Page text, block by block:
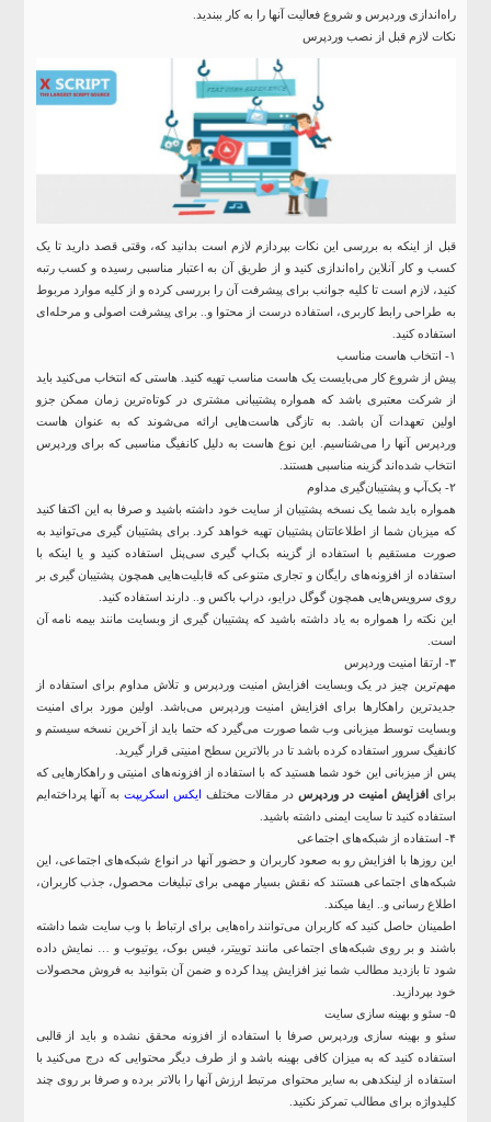
راه‌اندازی وردپرس و شروع فعالیت آنها را به کار ببندید.
نکات لازم قبل از نصب وردپرس
قبل از اینکه به بررسی این نکات بپردازم لازم است بدانید که، وقتی قصد دارید تا یک
کسب و کار آنلاین راه‌اندازی کنید و از طریق آن به اعتبار مناسبی رسیده و کسب رتبه
کنید، لازم است تا کلیه جوانب برای پیشرفت آن را بررسی کرده و از کلیه موارد مربوط
به طراحی رابط کاربری، استفاده درست از محتوا و.. برای پیشرفت اصولی و مرحله‌ای
استفاده کنید.
۱- انتخاب هاست مناسب
پیش از شروع کار می‌بایست یک هاست مناسب تهیه کنید. هاستی که انتخاب می‌کنید باید
از شرکت معتبری باشد که همواره پشتیبانی مشتری در کوتاه‌ترین زمان ممکن جزو
اولین تعهدات آن باشد. به تازگی هاست‌هایی ارائه می‌شوند که به عنوان هاست
وردپرس آنها را می‌شناسیم. این نوع هاست به دلیل کانفیگ مناسبی که برای وردپرس
انتخاب شده‌اند گزینه مناسبی هستند.
۲- بک‌آپ و پشتیبان‌گیری مداوم
همواره باید شما یک نسخه پشتیبان از سایت خود داشته باشید و صرفا به این اکتفا کنید
که میزبان شما از اطلاعاتتان پشتیبان تهیه خواهد کرد. برای پشتیبان گیری می‌توانید به
صورت مستقیم با استفاده از گزینه بک‌اپ گیری سی‌پنل استفاده کنید و یا اینکه با
استفاده از افزونه‌های رایگان و تجاری متنوعی که قابلیت‌هایی همچون پشتیبان گیری بر
روی سرویس‌هایی همچون گوگل درایو، دراپ باکس و.. دارند استفاده کنید.
این نکته را همواره به یاد داشته باشید که پشتیبان گیری از وبسایت مانند بیمه نامه آن
است.
۳- ارتقا امنیت وردپرس
مهم‌ترین چیز در یک وبسایت افزایش امنیت وردپرس و تلاش مداوم برای استفاده از
جدیدترین راهکارها برای افزایش امنیت وردپرس می‌باشد. اولین مورد برای امنیت
وبسایت توسط میزبانی وب شما صورت می‌گیرد که حتما باید از آخرین نسخه سیستم و
کانفیگ سرور استفاده کرده باشد تا در بالاترین سطح امنیتی قرار گیرید.
پس از میزبانی این خود شما هستید که با استفاده از افزونه‌های امنیتی و راهکارهایی که
برای افزایش امنیت در وردپرس در مقالات مختلف ایکس اسکریپتبه آنها پرداخته‌ایم
استفاده کنید تا سایت ایمنی داشته باشید.
۴- استفاده از شبکه‌های اجتماعی
این روزها با افزایش رو به صعود کاربران و حضور آنها در انواع شبکه‌های اجتماعی، این
شبکه‌های اجتماعی هستند که نقش بسیار مهمی برای تبلیغات محصول، جذب کاربران،
اطلاع رسانی و.. ایفا میکند.
اطمینان حاصل کنید که کاربران می‌توانند راه‌هایی برای ارتباط با وب سایت شما داشته
باشند و بر روی شبکه‌های اجتماعی مانند توییتر، فیس بوک، یوتیوب و … نمایش داده
شود تا بازدید مطالب شما نیز افزایش پیدا کرده و ضمن آن بتوانید به فروش محصولات
خود بپردازید.
۵- سئو و بهینه سازی سایت
سئو و بهینه سازی وردپرس صرفا با استفاده از افزونه محقق نشده و باید از قالبی
استفاده کنید که به میزان کافی بهینه باشد و از طرف دیگر محتوایی که درج می‌کنید با
استفاده از لینکدهی به سایر محتوای مرتبط ارزش آنها را بالاتر برده و صرفا بر روی چند
کلیدواژه برای مطالب تمرکز نکنید.